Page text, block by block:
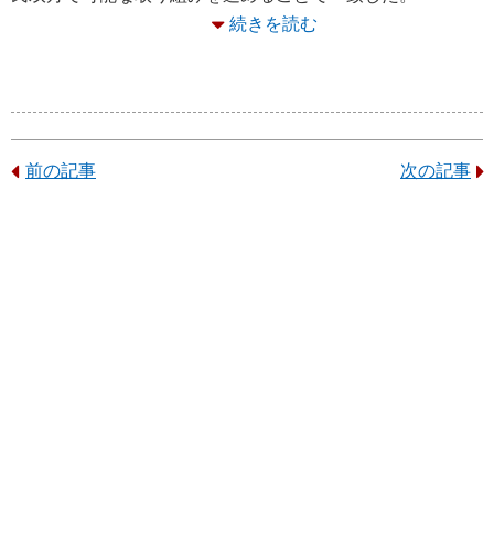
続きを読む
前の記事 次の記事